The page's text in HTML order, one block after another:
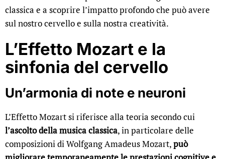
classica e a scoprire l’impatto profondo che può avere
sul nostro cervello e sulla nostra creatività.
L’Effetto Mozart e la
sinfonia del cervello
Un’armonia di note e neuroni
L’Effetto Mozart si riferisce alla teoria secondo cui
l’ascolto della musica classica, in particolare delle
composizioni di Wolfgang Amadeus Mozart,può